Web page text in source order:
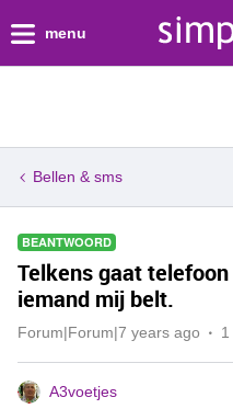
menu
Bellen & sms
BEANTWOORD
Telkens gaat
iemand mij belt.
Forum|Forum|7 years ago
A3voetjes